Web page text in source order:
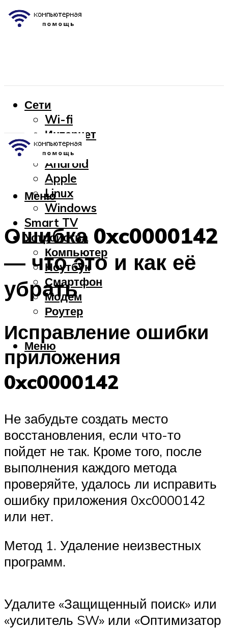
Сети
Wi-fi
Интернет
OC
Android
Apple
Linux
Windows
Smart TV
Устройства
Компьютер
Ноутбук
Смартфон
Модем
Роутер
Меню
Меню
Ошибка 0xc0000142
— что это и как её
убрать
Исправление ошибки
приложения
0xc0000142
Не забудьте создать место
восстановления, если что-то
пойдет не так. Кроме того, после
выполнения каждого метода
проверяйте, удалось ли исправить
ошибку приложения 0xc0000142
или нет.
Метод 1. Удаление неизвестных
программ.
Удалите «Защищенный поиск» или
«усилитель SW» или «Оптимизатор